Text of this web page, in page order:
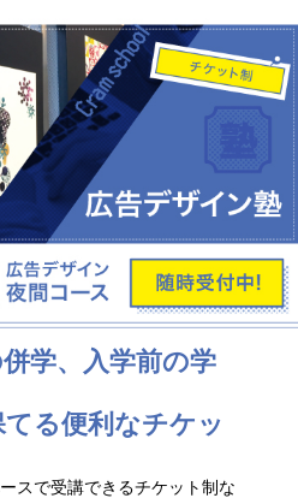
学、入学前の学
る便利なチケッ
スで受講できるチケット制な